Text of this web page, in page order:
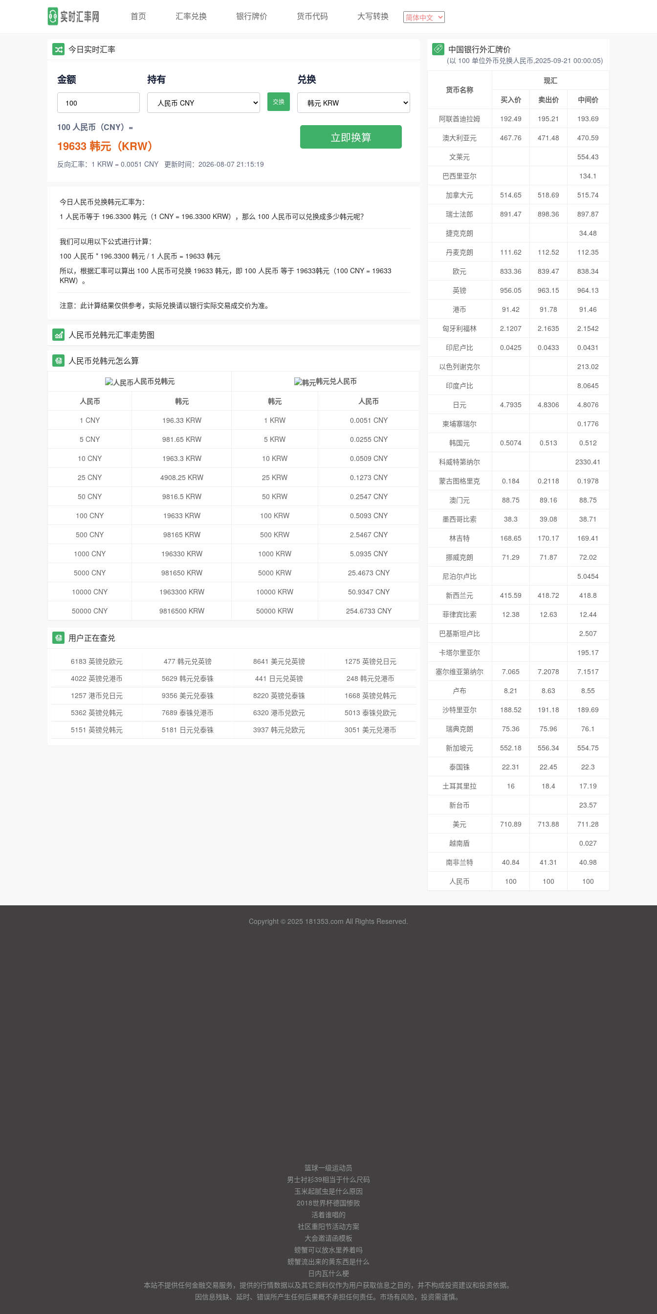
首页 汇率兑换 银行牌价 货币代码 大写转换
今日实时汇率
金额 持有
交换
兑换
100 人民币（CNY）=
19633韩元（KRW）
反向汇率：1 KRW = 0.0051 CNY 更新时间：2026-08-07 21:15:19
立即换算
今日人民币兑换韩元汇率为：
1 人民币等于 196.3300 韩元（1 CNY = 196.3300 KRW），那么 100 人民币可以兑换成多少韩元呢？
我们可以用以下公式进行计算：
100 人民币 * 196.3300 韩元 / 1 人民币 = 19633 韩元
所以，根据汇率可以算出 100 人民币可兑换 19633 韩元，即 100 人民币 等于 19633韩元（100 CNY = 19633
KRW）。
注意：此计算结果仅供参考，实际兑换请以银行实际交易成交价为准。
人民币兑韩元汇率走势图
人民币兑韩元怎么算
人民币兑韩元 韩元兑人民币
人民币 韩元 韩元
人民币
1 CNY
196.33 KRW 1 KRW
0.0051 CNY
5 CNY
981.65 KRW 5 KRW
0.0255 CNY
10 CNY
1963.3 KRW 10 KRW
0.0509 CNY
25 CNY
4908.25 KRW 25 KRW
0.1273 CNY
50 CNY
9816.5 KRW 50 KRW
0.2547 CNY
100 CNY
19633 KRW 100 KRW
0.5093 CNY
500 CNY
98165 KRW 500 KRW
2.5467 CNY
1000 CNY
196330 KRW 1000 KRW
5.0935 CNY
5000 CNY
981650 KRW 5000 KRW
25.4673 CNY
10000 CNY
1963300 KRW 10000 KRW
50.9347 CNY
50000 CNY
9816500 KRW 50000 KRW 254.6733 CNY
用户正在查兑
6183 英镑兑欧元 477 韩元兑英镑 8641 美元兑英镑
1275 英镑兑日元
4022 英镑兑港币
5629 韩元兑泰铢 441 日元兑英镑
248 韩元兑港币
1257 港币兑日元
9356 美元兑泰铢 8220 英镑兑泰铢
1668 英镑兑韩元
5362 英镑兑韩元
7689 泰铢兑港币 6320 港币兑欧元
5013 泰铢兑欧元
5151 英镑兑韩元
5181 日元兑泰铢 3937 韩元兑欧元 3051 美元兑港币
中国银行外汇牌价
(以 100 单位外币兑换人民币,2025-09-21 00:00:05)
货币名称
现汇
买入价
卖出价
中间价
阿联酋迪拉姆
192.49 195.21
193.69
澳大利亚元
467.76 471.48
470.59
文莱元
554.43
巴西里亚尔
134.1
加拿大元
514.65 518.69
515.74
瑞士法郎
891.47 898.36
897.87
捷克克朗
34.48
丹麦克朗
111.62 112.52
112.35
欧元
833.36 839.47
838.34
英镑
956.05 963.15
964.13
港币
91.42 91.78
91.46
匈牙利福林
2.1207 2.1635
2.1542
印尼卢比
0.0425 0.0433
0.0431
以色列谢克尔
213.02
印度卢比
8.0645
日元
4.7935 4.8306
4.8076
柬埔寨瑞尔
0.1776
韩国元
0.5074 0.513
0.512
科威特第纳尔
2330.41
蒙古图格里克
0.184 0.2118
0.1978
澳门元
88.75 89.16
88.75
墨西哥比索
38.3 39.08
38.71
林吉特
168.65 170.17
169.41
挪威克朗
71.29 71.87
72.02
尼泊尔卢比
5.0454
新西兰元
415.59 418.72
418.8
菲律宾比索
12.38 12.63
12.44
巴基斯坦卢比
2.507
卡塔尔里亚尔
195.17
塞尔维亚第纳尔
7.065 7.2078
7.1517
卢布
8.21 8.63
8.55
沙特里亚尔
188.52 191.18
189.69
瑞典克朗
75.36 75.96
76.1
新加坡元
552.18 556.34
554.75
泰国铢
22.31 22.45
22.3
土耳其里拉
16 18.4
17.19
新台币
23.57
美元
710.89 713.88
711.28
越南盾
0.027
南非兰特
40.84 41.31
40.98
人民币
100 100 100
Copyright © 2025 181353.com All Rights Reserved.
篮球一级运动员
男士衬衫39相当于什么尺码
玉米起腻虫是什么原因
2018世界杯德国惨败
活着谁唱的
社区重阳节活动方案
大会邀请函模板
螃蟹可以放水里养着吗
螃蟹流出来的黄东西是什么
日内瓦什么梗
本站不提供任何金融交易服务，提供的行情数据以及其它资料仅作为用户获取信息之目的，并不构成投资建议和投资依据。
因信息残缺、延时、错误所产生任何后果概不承担任何责任。市场有风险，投资需谨慎。